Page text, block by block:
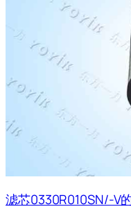
滤芯0330R010SN/-V